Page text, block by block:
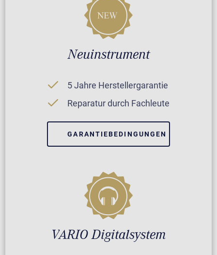
Neuinstrument
5 Jahre Herstellergarantie
Reparatur durch Fachleute
GARANTIEBEDINGUNGEN
VARIO Digitalsystem